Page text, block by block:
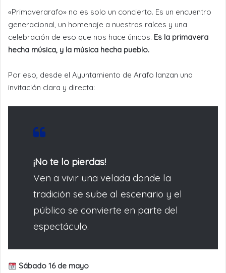
«Primaverarafo» no es solo un concierto. Es un encuentro
generacional, un homenaje a nuestras raíces y una
celebración de eso que nos hace únicos. Es la primavera
hecha música, y la música hecha pueblo.
Por eso, desde el Ayuntamiento de Arafo lanzan una
invitación clara y directa:
¡No te lo pierdas!
Ven a vivir una velada donde la
tradición se sube al escenario y el
público se convierte en parte del
espectáculo.
Sábado 16 de mayo